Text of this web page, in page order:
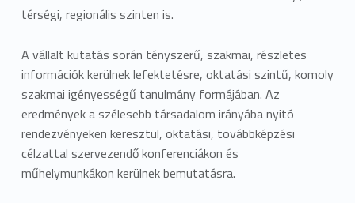
térségi, regionális szinten is.
A vállalt kutatás során tényszerű, szakmai, részletes
információk kerülnek lefektetésre, oktatási szintű, komoly
szakmai igényességű tanulmány formájában. Az
eredmények a szélesebb társadalom irányába nyitó
rendezvényeken keresztül, oktatási, továbbképzési
célzattal szervezendő konferenciákon és
műhelymunkákon kerülnek bemutatásra.